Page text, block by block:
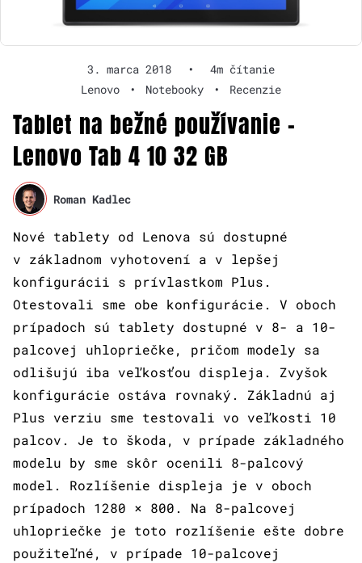
3. marca 2018 •
4m čítanie
Lenovo
• Notebooky • Recenzie
Tablet na bežné používanie –
Lenovo Tab 4 10 32 GB
Roman Kadlec
Nové tablety od Lenova sú dostupné
v základnom vyhotovení a v lepšej
konfigurácii s prívlastkom Plus.
Otestovali sme obe konfigurácie. V oboch
prípadoch sú tablety dostupné v 8- a 10-
palcovej uhlopriečke, pričom modely sa
odlišujú iba veľkosťou displeja. Zvyšok
konfigurácie ostáva rovnaký. Základnú aj
Plus verziu sme testovali vo veľkosti 10
palcov. Je to škoda, v prípade základného
modelu by sme skôr ocenili 8-palcový
model. Rozlíšenie displeja je v oboch
prípadoch 1280 × 800. Na 8-palcovej
uhlopriečke je toto rozlíšenie ešte dobre
použiteľné, v prípade 10-palcovej